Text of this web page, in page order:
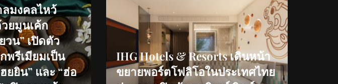
มงคลไหว้
ยมูนเค้ก
วน” เปิดตัว
พรีเมียมเป็น
ยยิน” และ “ฮ่อ
IHG Hotels & Resorts เดินหน้า
ขยายพอร์ตโฟลิโอในประเทศไทย